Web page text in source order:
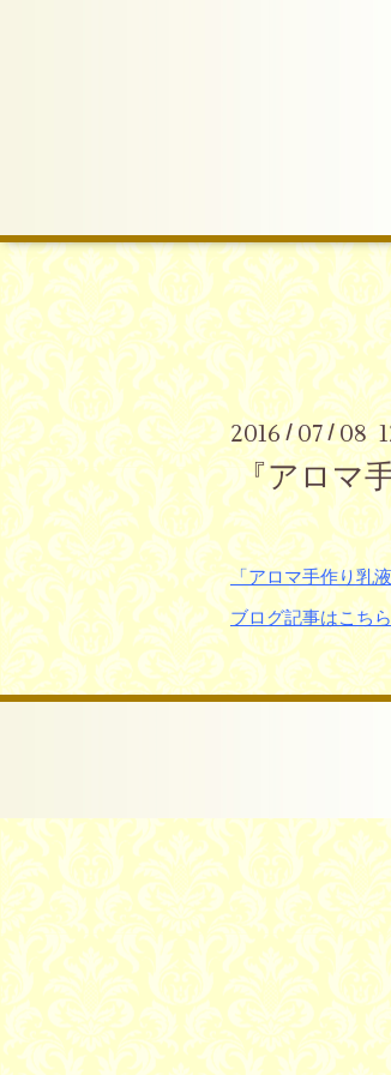
2016/07/08
『アロマ
「アロマ手作り乳
ブログ記事はこち